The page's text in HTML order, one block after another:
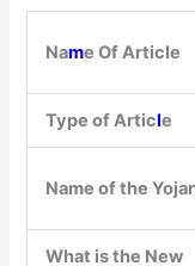
Name Of Article
Type of Article
Name of the
What is the New